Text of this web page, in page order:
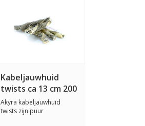
Kabeljauwhuid
twists ca 13 cm 200
gram
Akyra kabeljauwhuid
twists zijn puur